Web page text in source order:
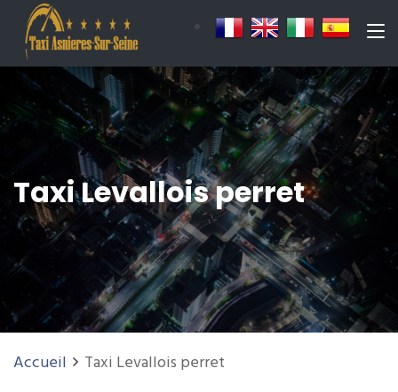
Taxi Levallois perret
Accueil Taxi Levallois perret